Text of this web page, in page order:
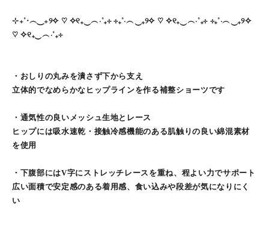
⊹₊˚‧︵‿₊୨✧ ♡ ✧୧₊‿︵‧˚₊⊹ ⊹₊˚‧︵‿₊୨✧ ♡ ✧୧₊‿︵‧˚₊⊹ ⊹₊˚‧︵‿₊୨✧
♡ ✧୧₊‿︵‧˚₊⊹
・おしりの丸みを潰さず下から支え
立体的でなめらかなヒップラインを作る補整ショーツです
・通気性の良いメッシュ生地とレース
ヒップには吸水速乾・接触冷感機能のある肌触りの良い綿混素材
を使用
・下腹部にはV字にストレッチレースを重ね、程よい力でサポート
広い面積で安定感のある着用感、食い込みや段差が気になりにく
い